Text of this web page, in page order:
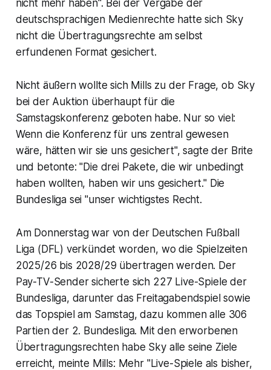
nicht mehr haben". Bei der Vergabe der
deutschsprachigen Medienrechte hatte sich Sky
nicht die Übertragungsrechte am selbst
erfundenen Format gesichert.
Nicht äußern wollte sich Mills zu der Frage, ob Sky
bei der Auktion überhaupt für die
Samstagskonferenz geboten habe. Nur so viel:
Wenn die Konferenz für uns zentral gewesen
wäre, hätten wir sie uns gesichert", sagte der Brite
und betonte: "Die drei Pakete, die wir unbedingt
haben wollten, haben wir uns gesichert." Die
Bundesliga sei "unser wichtigstes Recht.
Am Donnerstag war von der Deutschen Fußball
Liga (DFL) verkündet worden, wo die Spielzeiten
2025/26 bis 2028/29 übertragen werden. Der
Pay-TV-Sender sicherte sich 227 Live-Spiele der
Bundesliga, darunter das Freitagabendspiel sowie
das Topspiel am Samstag, dazu kommen alle 306
Partien der 2. Bundesliga. Mit den erworbenen
Übertragungsrechten habe Sky alle seine Ziele
erreicht, meinte Mills: Mehr "Live-Spiele als bisher,